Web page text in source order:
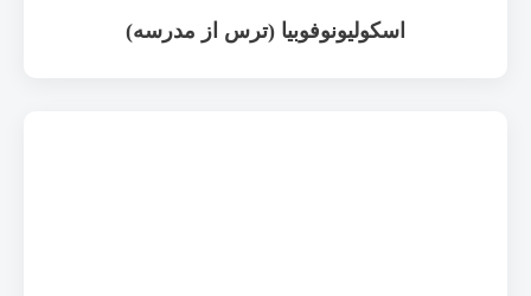
اسکولیونوفوبیا (ترس از مدرسه)